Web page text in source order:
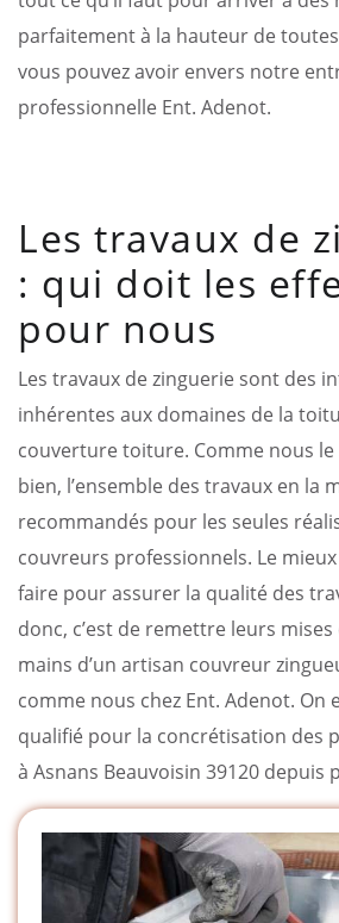
parfaitement à la hauteur de
vous pouvez avoir envers notre
professionnelle Ent. Adenot.
Les travaux de
: qui doit les
pour nous
Les travaux de zinguerie sont des
inhérentes aux domaines de la
couverture toiture. Comme nous
bien, l’ensemble des travaux en la
recommandés pour les seules
couvreurs professionnels. Le mieux
faire pour assurer la qualité des
donc, c’est de remettre leurs
mains d’un artisan couvreur
comme nous chez Ent. Adenot. On
qualifié pour la concrétisation des
à Asnans Beauvoisin 39120 depuis